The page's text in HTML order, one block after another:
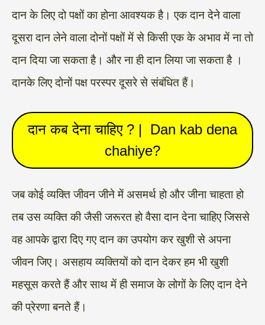
दान के लिए दो पक्षों का होना आवश्यक है। एक दान देने वाला
दूसरा दान लेने वाला दोनों पक्षों में से किसी एक के अभाव में ना तो
दान दिया जा सकता है। और ना ही दान लिया जा सकता है ।
दानके लिए दोनों पक्ष परस्पर दूसरे से संबंधित हैं।
दान कब देना चाहिए ? | Dan kab dena
chahiye?
जब कोई व्यक्ति जीवन जीने में असमर्थ हो और जीना चाहता हो
तब उस व्यक्ति की जैसी जरूरत हो वैसा दान देना चाहिए जिससे
वह आपके द्वारा दिए गए दान का उपयोग कर खुशी से अपना
जीवन जिए। असहाय व्यक्तियों को दान देकर हम भी खुशी
महसूस करते हैं और साथ में ही समाज के लोगों के लिए दान देने
की प्रेरणा बनते हैं।